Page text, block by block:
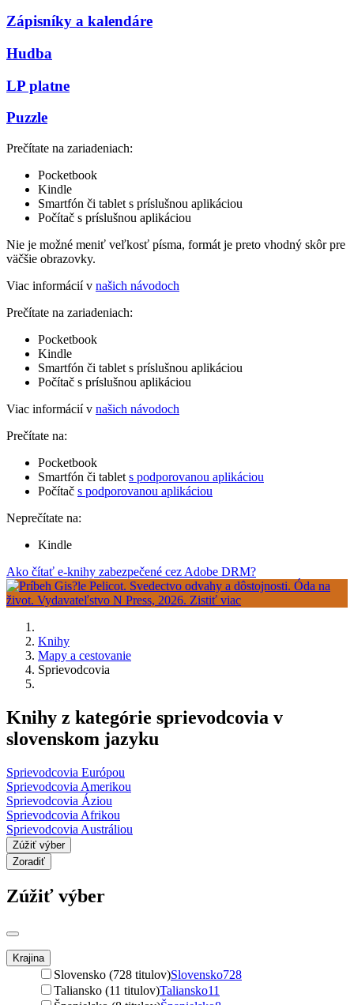
Zápisníky a kalendáre
Hudba
LP platne
Puzzle
Prečítate na zariadeniach:
Pocketbook
Kindle
Smartfón či tablet s príslušnou aplikáciou
Počítač s príslušnou aplikáciou
Nie je možné meniť veľkosť písma, formát je preto vhodný skôr pre
väčšie obrazovky.
Viac informácií v našich návodoch
Prečítate na zariadeniach:
Pocketbook
Kindle
Smartfón či tablet s príslušnou aplikáciou
Počítač s príslušnou aplikáciou
Viac informácií v našich návodoch
Prečítate na:
Pocketbook
Smartfón či tablet s podporovanou aplikáciou
Počítač s podporovanou aplikáciou
Neprečítate na:
Kindle
Ako čítať e-knihy zabezpečené cez Adobe DRM?
Knihy
Mapy a cestovanie
Sprievodcovia
Knihy z kategórie sprievodcovia v
slovenskom jazyku
Sprievodcovia Európou
Sprievodcovia Amerikou
Sprievodcovia Áziou
Sprievodcovia Afrikou
Sprievodcovia Austráliou
Zúžiť výber
Zoradiť
Zúžiť výber
Krajina
Slovensko (728 titulov)Slovensko728
Taliansko (11 titulov)Taliansko11